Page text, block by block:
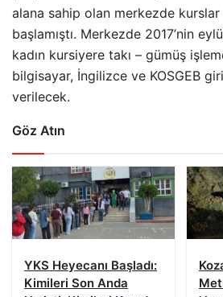
alana sahip olan merkezde
başlamıştı. Merkezde 2017’nin
kadın kursiyere takı – gümüş
bilgisayar, İngilizce ve KOSGEB
verilecek.
Göz Atın
YKS Heyecanı Başladı:
Kimileri Son Anda